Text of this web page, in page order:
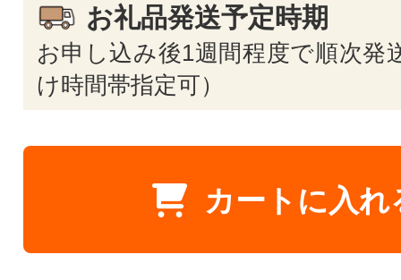
お礼品発送予定時期
お申し込み後1週間程度で順次発
け時間帯指定可）
カートに入れ